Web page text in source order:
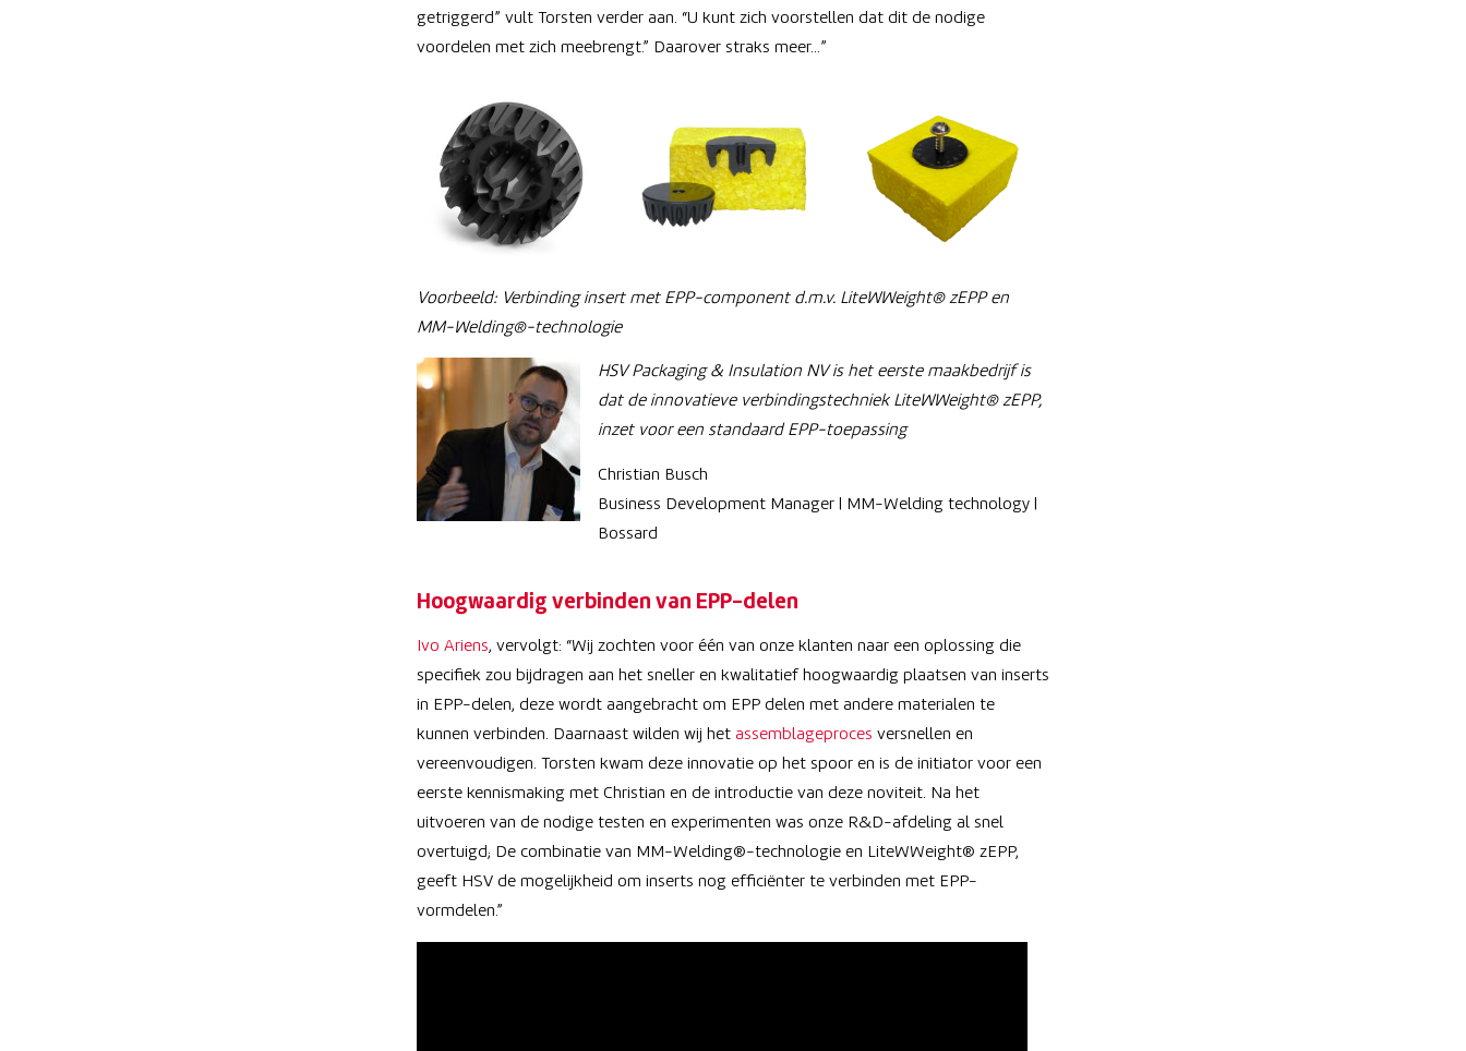
getriggerd” vult Torsten verder aan. “U kunt zich voorstellen dat dit de nodige
voordelen met zich meebrengt.” Daarover straks meer…”
Voorbeeld: Verbinding insert met EPP-component d.m.v. LiteWWeight® zEPP en
MM-Welding®-technologie
HSV Packaging & Insulation NV is het eerste maakbedrijf is
dat de innovatieve verbindingstechniek LiteWWeight® zEPP,
inzet voor een standaard EPP-toepassing
Christian Busch
Business Development Manager | MM-Welding technology |
Bossard
Hoogwaardig verbinden van EPP-delen
Ivo Ariens, vervolgt: “Wij zochten voor één van onze klanten naar een oplossing die
specifiek zou bijdragen aan het sneller en kwalitatief hoogwaardig plaatsen van inserts
in EPP-delen, deze wordt aangebracht om EPP delen met andere materialen te
kunnen verbinden. Daarnaast wilden wij het assemblageproces versnellen en
vereenvoudigen. Torsten kwam deze innovatie op het spoor en is de initiator voor een
eerste kennismaking met Christian en de introductie van deze noviteit. Na het
uitvoeren van de nodige testen en experimenten was onze R&D-afdeling al snel
overtuigd; De combinatie van MM-Welding®-technologie en LiteWWeight® zEPP,
geeft HSV de mogelijkheid om inserts nog efficiënter te verbinden met EPP-
vormdelen.”